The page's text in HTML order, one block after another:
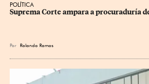
POLÍTICA
Suprema Corte ampara a procuraduría
Por Rolando Ramos